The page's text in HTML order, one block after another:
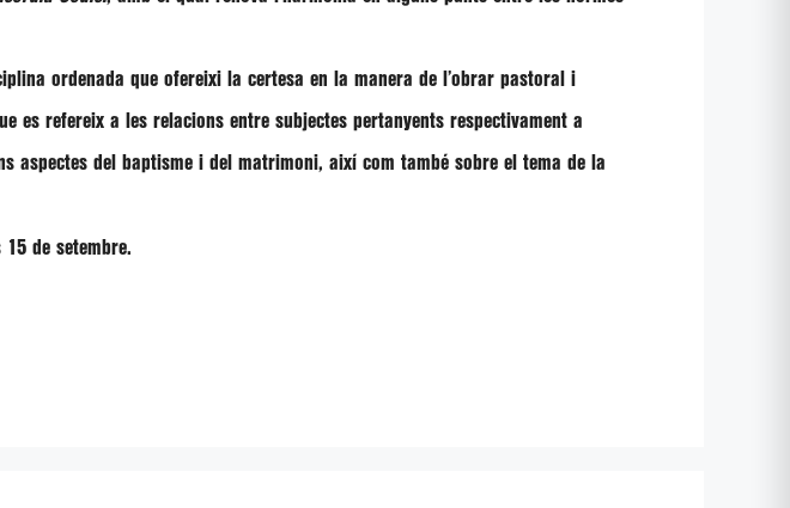
ordenada que ofereixi la certesa en la manera de l’obrar pastoral i
es refereix a les relacions entre subjectes pertanyents respectivament a
aspectes del baptisme i del matrimoni, així com també sobre el tema de la
de setembre.